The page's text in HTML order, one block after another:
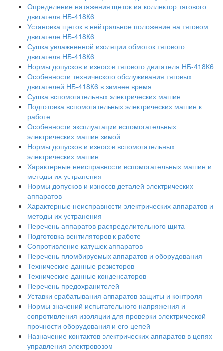
Определение натяжения щеток иа коллектор тягового
двигателя НБ-418К6
Установка щеток в нейтральное положение на тяговом
двигателе НБ-418К6
Сушка увлажненной изоляции обмоток тягового
двигателя НБ-418К6
Нормы допусков и износов тягового двигателя НБ-418К6
Особенности технического обслуживания тяговых
двигателей НБ-418К6 в зимнее время
Сушка вспомогательных электрических машин
Подготовка вспомогательных электрических машин к
работе
Особенности эксплуатации вспомогательных
электрических машин зимой
Нормы допусков и износов вспомогательных
электрических машин
Характерные неисправности вспомогательных машин и
методы их устранения
Нормы допусков и износов деталей электрических
аппаратов
Характерные неисправности электрических аппаратов и
методы их устранения
Перечень аппаратов распределительного щита
Подготовка вентиляторов к работе
Сопротивление катушек аппаратов
Перечень пломбируемых аппаратов и оборудования
Технические данные резисторов
Технические данные конденсаторов
Перечень предохранителей
Уставки срабатывания аппаратов защиты и контроля
Нормы значений испытательного напряжения и
сопротивления изоляции для проверки электрической
прочности оборудования и его цепей
Назначение контактов электрических аппаратов в цепях
управления электровозом